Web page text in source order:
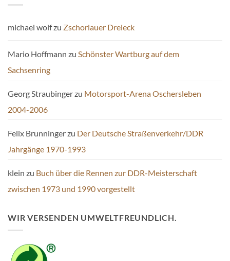
michael wolfzu Zschorlauer Dreieck
Mario Hoffmann zu Schönster Wartburg auf dem
Sachsenring
Georg Straubingerzu Motorsport-Arena Oschersleben
2004-2006
Felix Brunningerzu Der Deutsche Straßenverkehr/DDR
Jahrgänge 1970-1993
klein zu Buch über die Rennen zur DDR-Meisterschaft
zwischen 1973 und 1990 vorgestellt
WIR VERSENDEN UMWELTFREUNDLICH.